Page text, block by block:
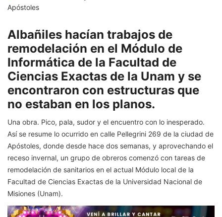
Albañiles hacían trabajos de
remodelación en el Módulo de
Informática de la Facultad de
Ciencias Exactas de la Unam y se
encontraron con estructuras que
no estaban en los planos.
Una obra. Pico, pala, sudor y el encuentro con lo inesperado.
Así se resume lo ocurrido en calle Pellegrini 269 de la ciudad de
Apóstoles, donde desde hace dos semanas, y aprovechando el
receso invernal, un grupo de obreros comenzó con tareas de
remodelación de sanitarios en el actual Módulo local de la
Facultad de Ciencias Exactas de la Universidad Nacional de
Misiones (Unam).